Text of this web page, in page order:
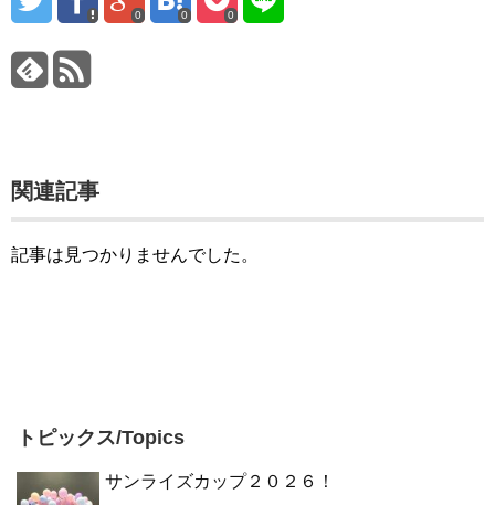
0 0 0
関連記事
記事は見つかりませんでした。
トピックス/Topics
サンライズカップ２０２６！